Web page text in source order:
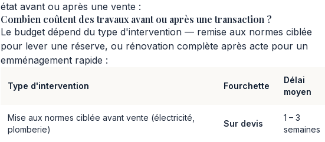
état avant ou après une vente :
Combien coûtent des travaux avant ou après une transaction ?
Le budget dépend du type d'intervention — remise aux normes ciblée
pour lever une réserve, ou rénovation complète après acte pour un
emménagement rapide :
Type d'intervention Fourchette
Délai
moyen
Mise aux normes ciblée avant vente (électricité,
plomberie)
Sur devis
1 – 3
semaines